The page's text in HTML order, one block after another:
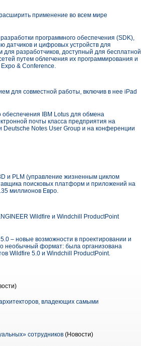
применение во всем мире
программного обеспечения (SDK),
датчиков и цифровых устройств для
разработчиков, доступный для бесплатной
путем облегчения их программирования и
& Conference.
для совместной работы, включив в нее iPad
обеспечения IBM Lotus для обмена
почты класса предприятия на
Notes User Group и на конференции
и PLM (управление жизненным циклом
поисковых платформ и приложений на
миллионов Евро.
Wildfire и Windchill ProductPoint
– новые возможности в проектировании и
необычный формат: была организована
Wildfire 5.0 и Windchill ProductPoint.
владеющих самыми
сотрудников (Новости)